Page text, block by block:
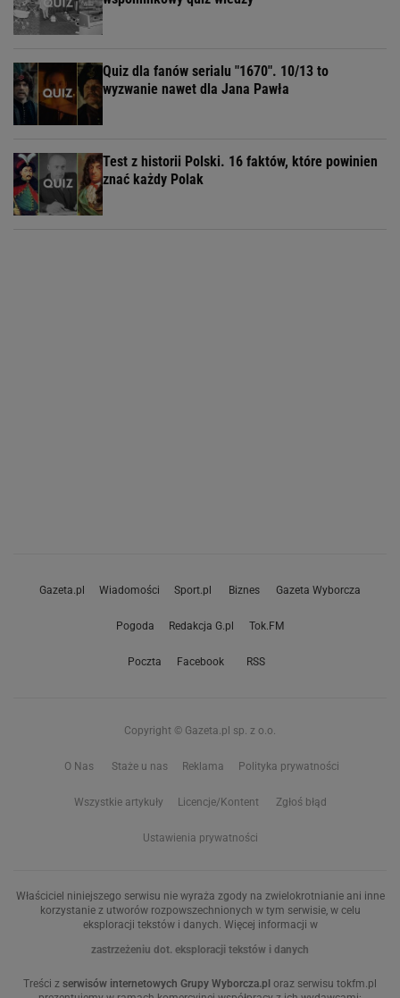
Quiz dla fanów serialu "1670". 10/13 to
wyzwanie nawet dla Jana Pawła
Test z historii Polski. 16 faktów, które powinien
znać każdy Polak
Gazeta.pl Wiadomości Sport.pl Biznes Gazeta Wyborcza
Pogoda Redakcja G.pl Tok.FM
Poczta Facebook RSS
Copyright © Gazeta.pl sp. z o.o.
O Nas Staże u nas Reklama Polityka prywatności
Wszystkie artykuły Licencje/Kontent Zgłoś błąd
Ustawienia prywatności
Właściciel niniejszego serwisu nie wyraża zgody na zwielokrotnianie ani inne
korzystanie z utworów rozpowszechnionych w tym serwisie, w celu
eksploracji tekstów i danych. Więcej informacji w
zastrzeżeniu dot. eksploracji tekstów i danych
Treści z serwisów internetowych Grupy Wyborcza.pl oraz serwisu tokfm.pl